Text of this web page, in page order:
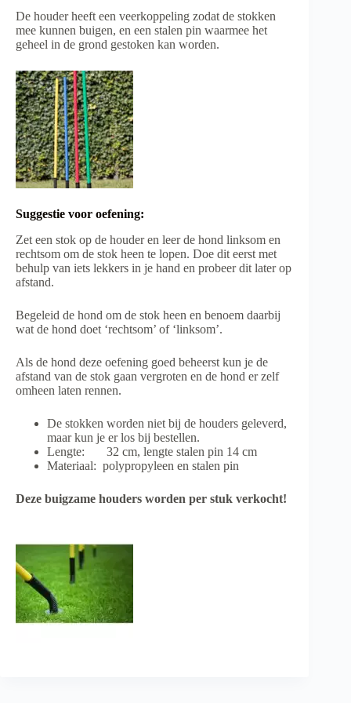
De houder heeft een veerkoppeling zodat de stokken
mee kunnen buigen, en een stalen pin waarmee het
geheel in de grond gestoken kan worden.
Suggestie voor oefening:
Zet een stok op de houder en leer de hond linksom en
rechtsom om de stok heen te lopen. Doe dit eerst met
behulp van iets lekkers in je hand en probeer dit later op
afstand.
Begeleid de hond om de stok heen en benoem daarbij
wat de hond doet ‘rechtsom’ of ‘linksom’.
Als de hond deze oefening goed beheerst kun je de
afstand van de stok gaan vergroten en de hond er zelf
omheen laten rennen.
De stokken worden niet bij de houders geleverd,
maar kun je er los bij bestellen.
Lengte: 32 cm, lengte stalen pin 14 cm
Materiaal: polypropyleen en stalen pin
Deze buigzame houders worden per stuk verkocht!